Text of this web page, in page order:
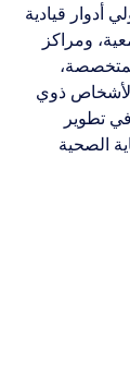
أدوار قيادية
ومراكز
ذوي
تطوير
الصحية